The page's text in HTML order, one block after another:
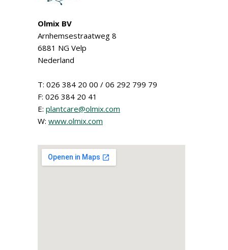
Olmix BV
Arnhemsestraatweg 8
6881 NG Velp
Nederland
T: 026 384 20 00 / 06 292 799 79
F: 026 384 20 41
E: plantcare@olmix.com
W: www.olmix.com